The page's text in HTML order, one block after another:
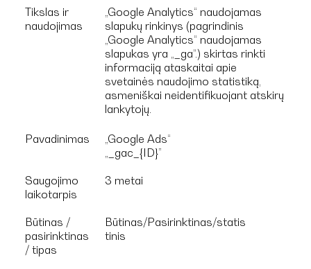
Tikslas ir
naudojimas
„Google Analytics“ naudojamas
slapukų rinkinys (pagrindinis
„Google Analytics“ naudojamas
slapukas yra „_ga“.) skirtas rinkti
informaciją ataskaitai apie
svetainės naudojimo statistiką,
asmeniškai neidentifikuojant atskirų
lankytojų.
Pavadinimas
Saugojimo
laikotarpis
Būtinas /
pasirinktinas
/ tipas
„Google Ads“
„_gac_{ID}”
3 metai
Būtinas/Pasirinktinas/statis
tinis